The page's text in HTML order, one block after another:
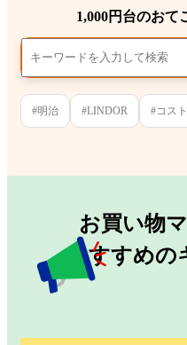
1,000円台のおて
#明治 #LINDOR #コス
お買い物
おすすめの